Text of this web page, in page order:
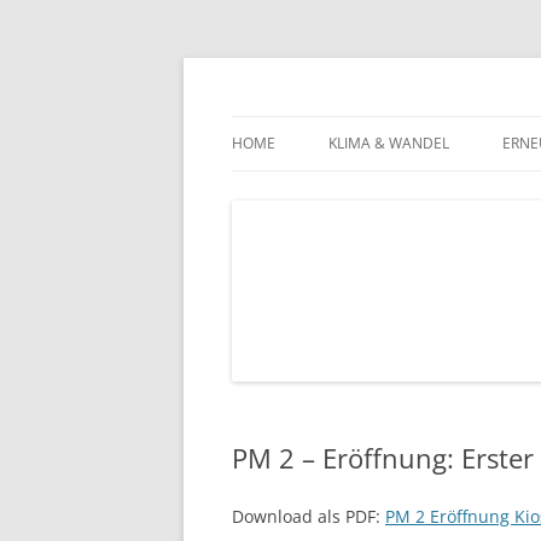
Zum
HOME KLIMA & WANDEL
PM 2 – Eröffnung:
Download als PDF: PM 2 Eröffnung